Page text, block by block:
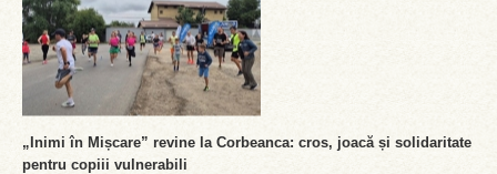
„Inimi în Mișcare” revine la Corbeanca: cros, joacă și solidaritate
pentru copiii vulnerabili